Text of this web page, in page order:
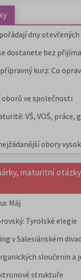
dny
dostanete bez
kurz: Co
ve společnosti
VŠ, VOŠ, práce,
obory
maturitní
Máj
Tyrolské elegie
v Salesiánském
sloučenin a
struktuře